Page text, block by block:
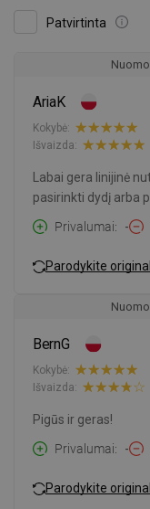
Patvirtinta
AriaK
Kokybė:
Išvaizda:
Labai gera linijinė
pasirinkti dydį arba
Privalumai
-
Parodykite
BernG
Kokybė:
Išvaizda:
Pigūs ir geras!
Privalumai
-
Parodykite